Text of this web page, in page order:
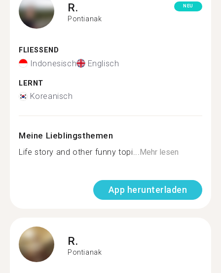
R.
Pontianak
NEU
FLIESSEND
Indonesisch Englisch
LERNT
Koreanisch
Meine Lieblingsthemen
Life story and other funny topi...Mehr lesen
App herunterladen
R.
Pontianak